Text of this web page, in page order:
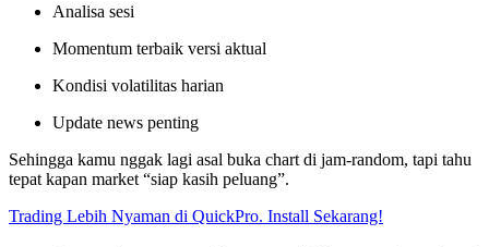
Analisa sesi
Momentum terbaik versi aktual
Kondisi volatilitas harian
Update news penting
Sehingga kamu nggak lagi asal buka chart di jam-random, tapi tahu
tepat kapan market “siap kasih peluang”.
Trading Lebih Nyaman di QuickPro. Install Sekarang!